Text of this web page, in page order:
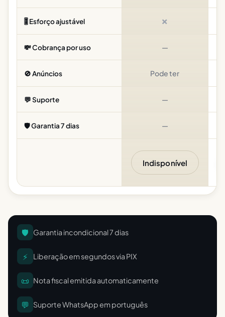
🎚️ Esforço ajustável ✗
💸 Cobrança por uso —
🚫 Anúncios Pode ter
💬 Suporte —
🛡️ Garantia 7 dias —
Indisponível
🛡️ Garantia incondicional 7 dias
⚡ Liberação em segundos via PIX
📜 Nota fiscal emitida automaticamente
💬 Suporte WhatsApp em português